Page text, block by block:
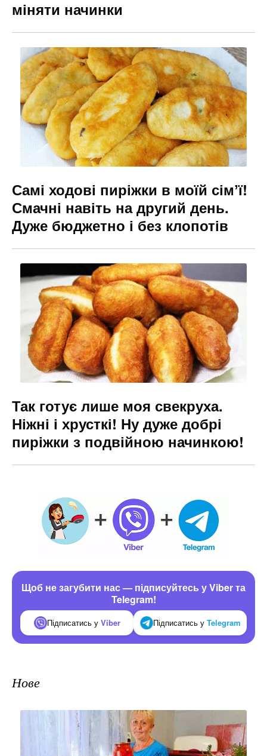
міняти начинки
Самі ходові пиріжки в моїй сімʼї!
Смачні навіть на другий день.
Дуже бюджетно і без клопотів
Так готує лише моя свекруха.
Ніжні і хрусткі! Ну дуже добрі
пиріжки з подвійною начинкою!
Щоб не загубити нас — підписуйтесь у Viber та
Telegram!
Підписатись у Viber Підписатись у Telegram
Нове